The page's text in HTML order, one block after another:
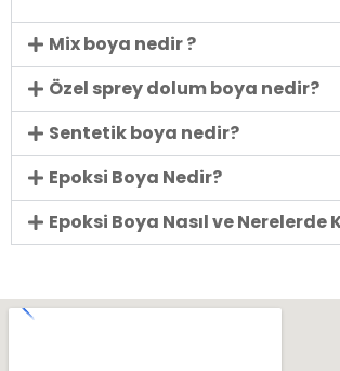
Mix boya nedir ?
Özel sprey dolum boya nedir?
Sentetik boya nedir?
Epoksi Boya Nedir?
Epoksi Boya Nasıl ve Nerelerde